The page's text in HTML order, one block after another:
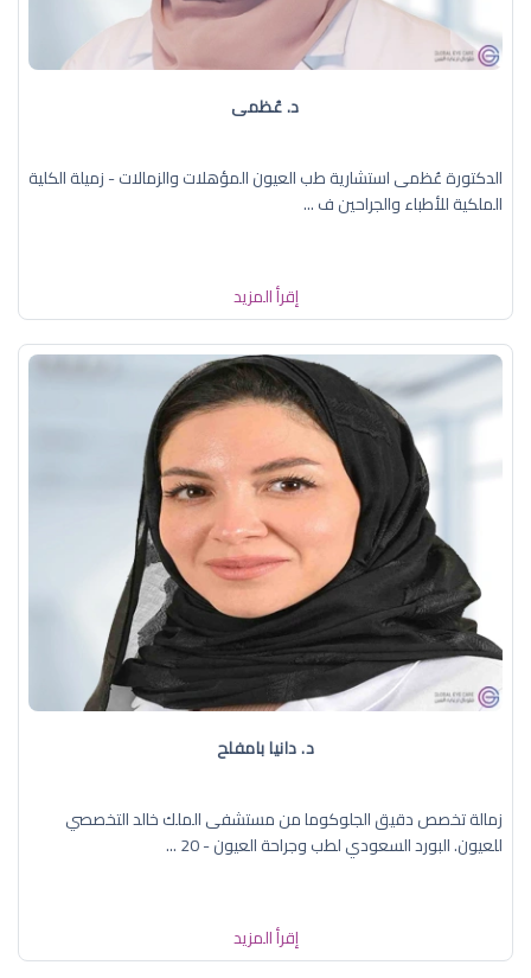
د. عُظمى
الدكتورة عُظمى استشارية طب العيون المؤهلات والزمالات - زميلة الكلية
الملكية للأطباء والجراحين ف ...
إقرأ المزيد
د. دانيا بامفلح
زمالة تخصص دقيق الجلوكوما من مستشفى الملك خالد التخصصي
للعيون. البورد السعودي لطب وجراحة العيون - 20 ...
إقرأ المزيد